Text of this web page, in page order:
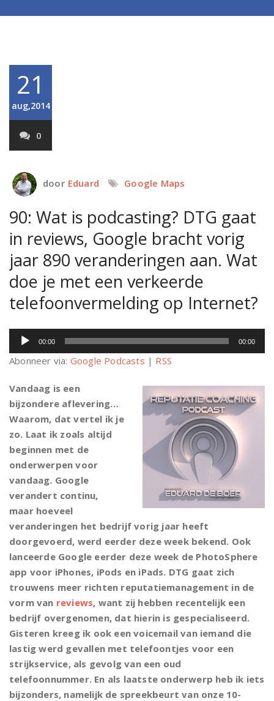
21
aug,2014
0
door Eduard Google Maps
90: Wat is podcasting? DTG gaat
in reviews, Google bracht vorig
jaar 890 veranderingen aan. Wat
doe je met een verkeerde
telefoonvermelding op Internet?
Audiospeler
00:00 00:00
Abonneer via: Google Podcasts | RSS
Vandaag is een
bijzondere aflevering…
Waarom, dat vertel ik je
zo. Laat ik zoals altijd
beginnen met de
onderwerpen voor
vandaag. Google
verandert continu,
maar hoeveel
veranderingen het bedrijf vorig jaar heeft
doorgevoerd, werd eerder deze week bekend. Ook
lanceerde Google eerder deze week de PhotoSphere
app voor iPhones, iPods en iPads. DTG gaat zich
trouwens meer richten reputatiemanagement in de
vorm van reviews, want zij hebben recentelijk een
bedrijf overgenomen, dat hierin is gespecialiseerd.
Gisteren kreeg ik ook een voicemail van iemand die
lastig werd gevallen met telefoontjes voor een
strijkservice, als gevolg van een oud
telefoonnummer. En als laatste onderwerp heb ik iets
bijzonders, namelijk de spreekbeurt van onze 10-